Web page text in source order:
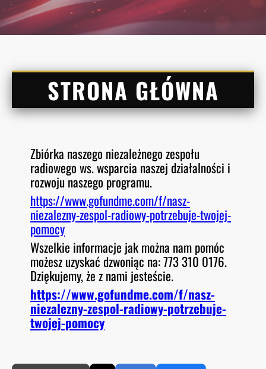
STRONA GŁÓWNA
Zbiórka naszego niezależnego zespołu
radiowego ws. wsparcia naszej działalności i
rozwoju naszego programu.
https://www.gofundme.com/f/nasz-
niezalezny-zespol-radiowy-potrzebuje-twojej-
pomocy
Wszelkie informacje jak można nam pomóc
możesz uzyskać dzwoniąc na: 773 310 0176.
Dziękujemy, że z nami jesteście.
https://www.gofundme.com/f/nasz-
niezalezny-zespol-radiowy-potrzebuje-
twojej-pomocy